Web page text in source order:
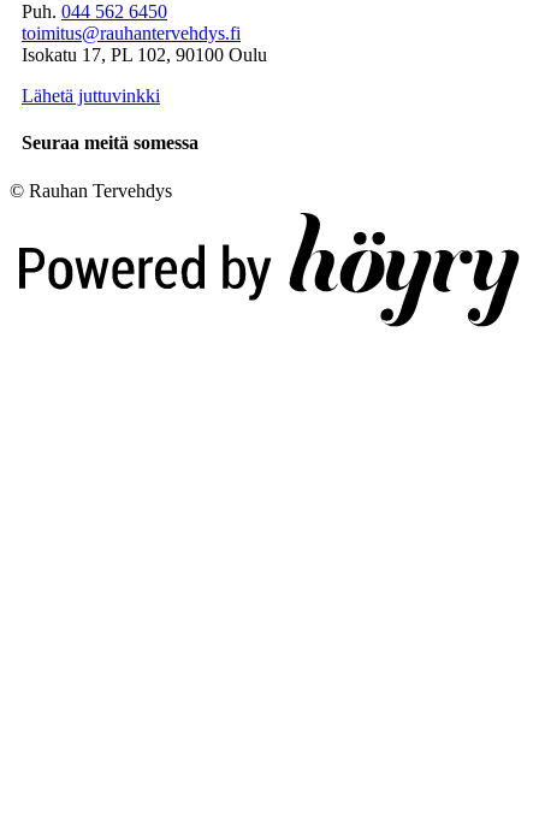
Puh. 044 562 6450
toimitus@rauhantervehdys.fi
Isokatu 17, PL 102, 90100 Oulu
Lähetä juttuvinkki
Seuraa meitä somessa
© Rauhan Tervehdys